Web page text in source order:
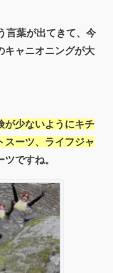
言葉が出てきて、今
キャニオニングが大
が少ないようにキチ
スーツ、ライフジャ
ですね。